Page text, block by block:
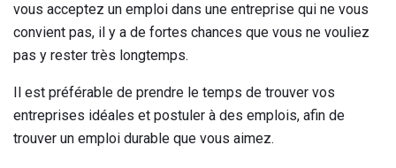
vous acceptez un emploi dans une entreprise qui ne vous
convient pas, il y a de fortes chances que vous ne vouliez
pas y rester très longtemps.
Il est préférable de prendre le temps de trouver vos
entreprises idéales et postuler à des emplois, afin de
trouver un emploi durable que vous aimez.